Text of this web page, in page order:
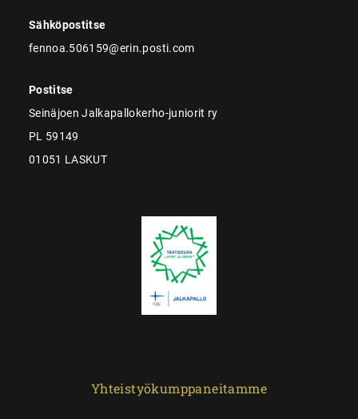
Sähköpostitse
fennoa.506159@erin.posti.com
Postitse
Seinäjoen Jalkapallokerho-juniorit ry
PL 59149
01051 LASKUT
Yhteistyökumppaneitamme